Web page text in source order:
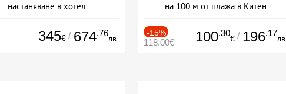
настаняване в хотел
345€ / 674.76
лв.
на 100 м от плажа в Китен
-15%
118.00€ 100.30
€ / 196.17
лв.